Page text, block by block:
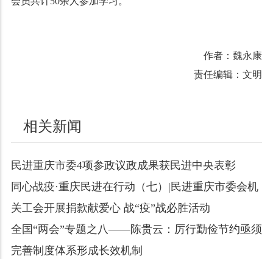
作者：魏永康
责任编辑：文明
相关新闻
民进重庆市委4项参政议政成果获民进中央表彰
同心战疫·重庆民进在行动（七）|民进重庆市委会机
关工会开展捐款献爱心 战“疫”战必胜活动
全国“两会”专题之八——陈贵云：厉行勤俭节约亟须
完善制度体系形成长效机制